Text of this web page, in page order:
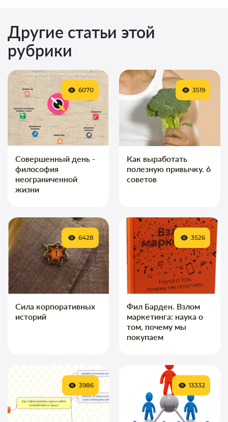
Другие статьи этой
рубрики
Совершенный день -
философия
неограниченной
жизни
6070
Как выработать
полезную привычку. 6
советов
3519
Сила корпоративных
историй
6428
Фил Барден. Взлом
маркетинга: наука о
том, почему мы
покупаем
3526
3986 13332